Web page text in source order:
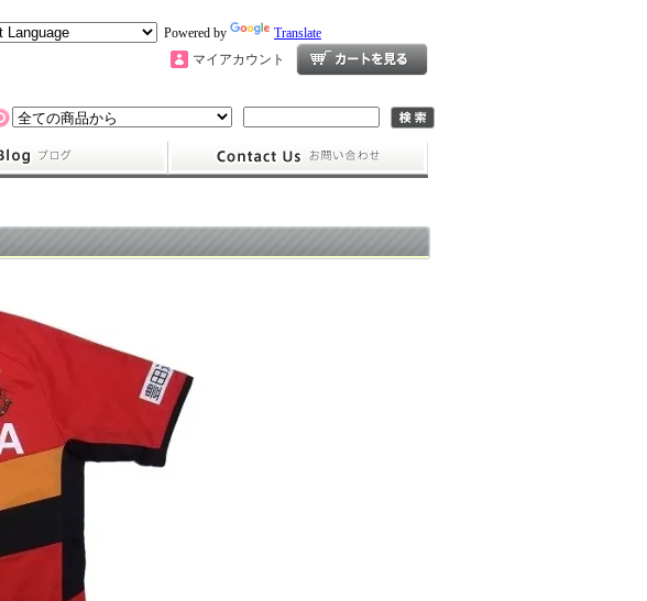
Powered by
Translate
マイアカウント